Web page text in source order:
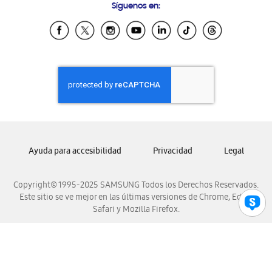
Samsung Ecuador
Samsung El Salvador
Samsung Honduras
Samsung Nicaragua
Samsung Panamá
Samsung Venezuela
Síguenos en:
Copyright© 1995-2025 SAMSUNG Todos los Derechos Reservados.
Este sitio se ve mejor en las últimas versiones de Chrome, Edge,
Safari y Mozilla Firefox.
Ayuda para accesibilidad Privacidad Legal